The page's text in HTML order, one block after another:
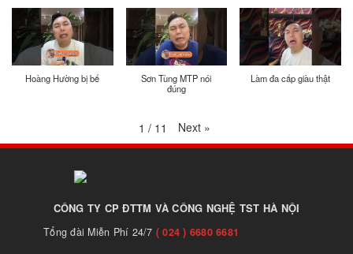
Hoàng Hường bị bế
Sơn Tùng MTP nói
đúng
Làm đa cấp giàu thật
1 / 11 Next »
CÔNG TY CP ĐTTM VÀ CÔNG NGHỆ TST HÀ NỘI
Tổng đài Miễn Phí 24/7 ( 024 ) 6680 6681